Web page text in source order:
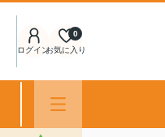
ログインお気に入り
0